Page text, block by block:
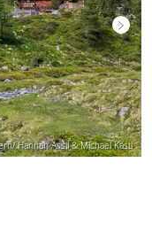
Hannah Assil & Michael Kastl